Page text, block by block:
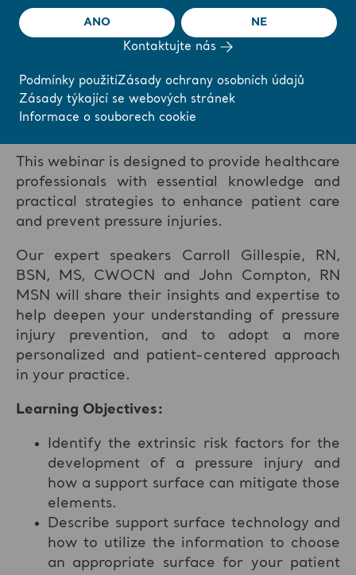
approach
Knowing what actions to take, and when, can
make all the difference in preventing pressure
This webinar is designed to provide healthcare
professionals with essential knowledge and
practical strategies to enhance patient care
and prevent pressure injuries.
Our expert speakers Carroll Gillespie, RN,
BSN, MS, CWOCN and John Compton, RN
MSN will share their insights and expertise to
help deepen your understanding of pressure
injury prevention, and to adopt a more
personalized and patient-centered approach
in your practice.
Learning Objectives:
Identify the extrinsic risk factors for the
development of a pressure injury and
how a support surface can mitigate those
elements.
Describe support surface technology and
how to utilize the information to choose
an appropriate surface for your patient
ANO NE
Kontaktujte nás
Podmínky použitíZásady ochrany osobních údajů
Zásady týkající se webových stránek
Informace o souborech cookie